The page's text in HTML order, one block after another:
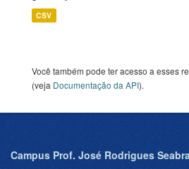
CSV
Você também pode ter acesso a esses
(veja Documentação da API).
Campus Prof. José Rodrigues